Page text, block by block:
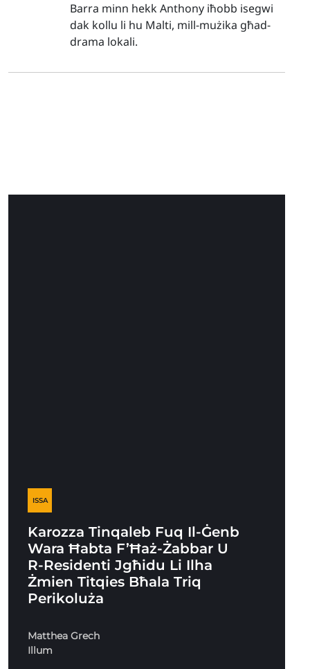
Barra minn hekk Anthony iħobb isegwi
dak kollu li hu Malti, mill-mużika għad-
drama lokali.
ISSA
Karozza Tinqaleb Fuq Il-Ġenb
Wara Ħabta F’Ħaż-Żabbar U
R-Residenti Jgħidu Li Ilha
Żmien Titqies Bħala Triq
Perikoluża
Matthea Grech
Illum